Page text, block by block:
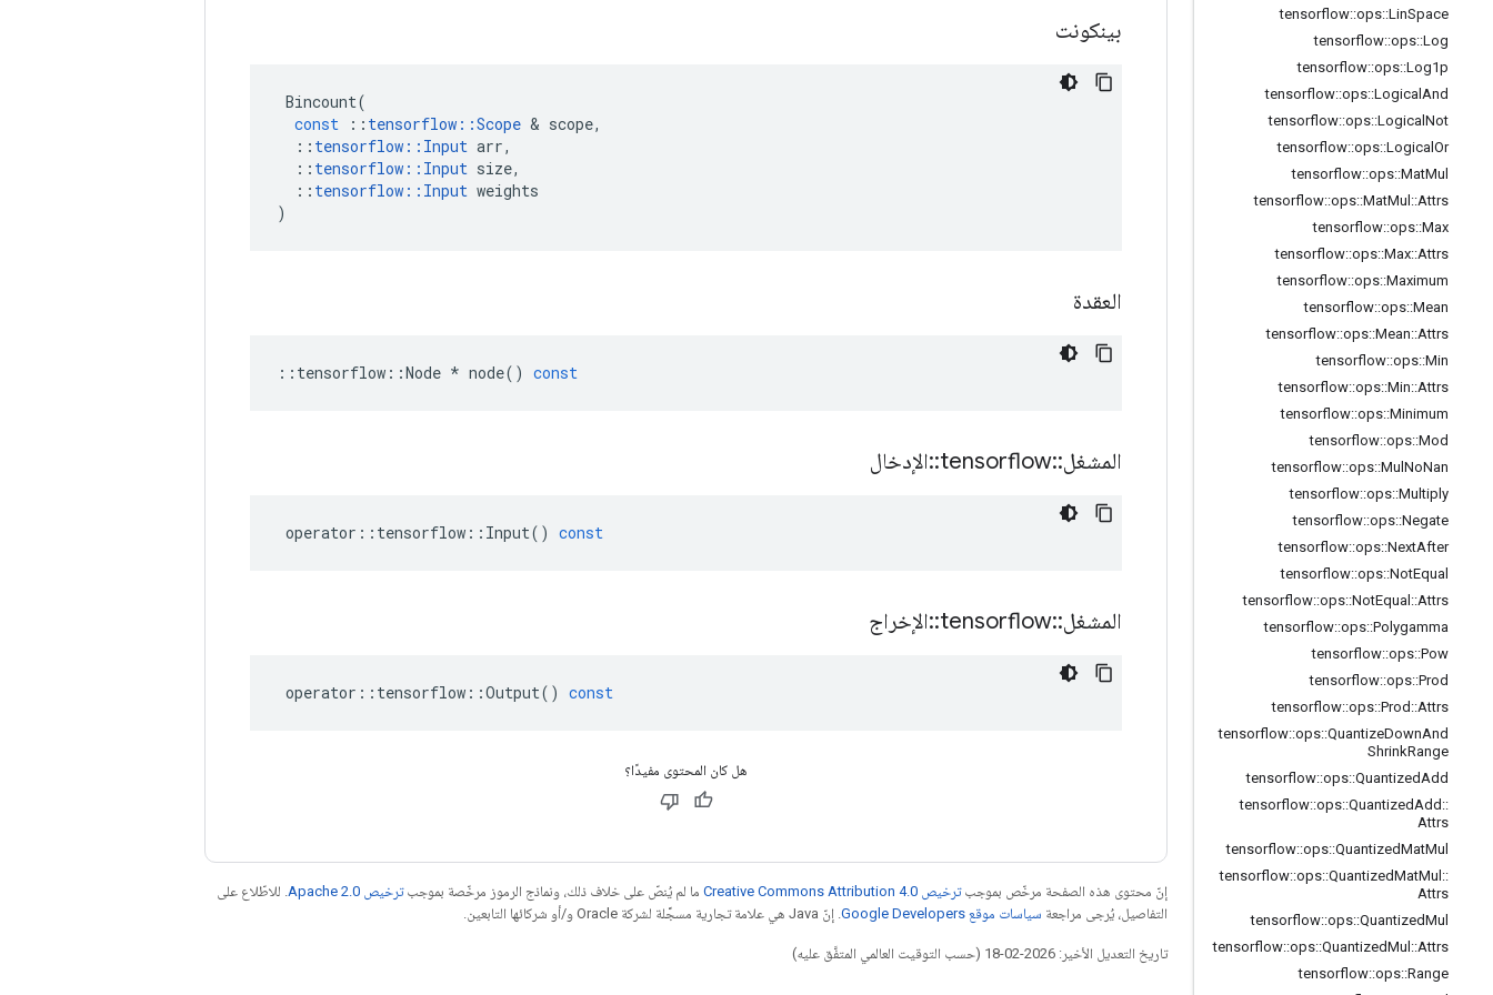
tensorflow::ops::LinSpace
tensorflow::ops::Log
tensorflow::ops::Log1p
tensorflow::ops::Logical And
tensorflow::ops::Logical Not
tensorflow::ops::Logical Or
tensorflow::ops::MatMul
tensorflow::ops::MatMul ::Attrs
tensorflow::ops::Max
tensorflow::ops::Max::Attrs
tensorflow::ops::Maximum
tensorflow::ops::Mean
tensorflow::ops::Mean::Attrs
tensorflow::ops::Min
tensorflow::ops::Min::Attrs
tensorflow::ops::Minimum
tensorflow::ops::Mod
tensorflow::ops::Mul NoNan
tensorflow::ops::Multiply
tensorflow::ops::Negate
tensorflow::ops::NextAfter
tensorflow::ops::NotEqual
tensorflow::ops::NotEqual ::Attrs
tensorflow::ops::Polygamma
tensorflow::ops::Pow
tensorflow::ops::Prod
tensorflow::ops::Prod ::Attrs
tensorflow::ops::QuantizeDownAnd
ShrinkRange
tensorflow::ops::QuantizedAdd
tensorflow::ops::QuantizedAdd ::
Attrs
tensorflow::ops::QuantizedMatMul
tensorflow::ops::QuantizedMatMul ::
Attrs
tensorflow::ops::QuantizedMul
tensorflow::ops::QuantizedMul ::Attrs
tensorflow::ops::Range
بينكونت
Bincount(
const
:: tensorflow ::Scope & scope,
:: tensorflow :: Input arr,
:: tensorflow :: Input size,
:: tensorflow :: Input weights
)
العقدة
:: tensorflow ::Node * node() const
المشغل::
tensorflow
::الإدخال
operator :: tensorflow :: Input() const
المشغل::
tensorflow
::الإخراج
operator :: tensorflow ::Output() const
هل كان المحتوى مفيدًا؟
إنّ محتوى هذه الصفحة مرخّص بموجبترخيص Creative Commons Attribution 4.0‏ ما لم يُنصّ على خلاف ذلك، ونماذج الرموز مرخّصة بموجبترخيص Apache 2.0‏
. للاطّلاع على
التفاصيل، يُرجى مراجعة سياسات موقع Google Developers‏ . إنّ Java هي علامة تجارية مسجَّلة لشركة Oracle و/أو شركائها التابعين.
تاريخ التعديل الأخير: 2026-02-18 (حسب التوقيت العالمي المتفَّق عليه)